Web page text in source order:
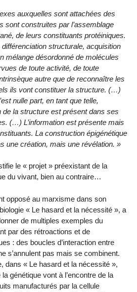
auxquelles sont attachées des
sont construites par l’assemblage
de leurs constituants protéiniques.
différenciation structurale, acquisition
mélange désordonné de molécules
de toute activité, de toute
autre que de reconnaître les
ils vont constituer la structure. (…)
nulle part, en tant que telle,
de la structure est présent dans ses
(…) L’information est présente mais
La construction épigénétique
une création, mais une révélation. »
le « projet » préexistant de la
du vivant, bien au contraire…
opposé au marxisme dans son
« Le hasard et la nécessité », a
de multiples exemples du
par des rétroactions et de
: des boucles d’interaction entre
s’annulent pas mais se combinent.
dans « Le hasard et la nécessité »,
génétique vont à l’encontre de la
manufacturés par la cellule